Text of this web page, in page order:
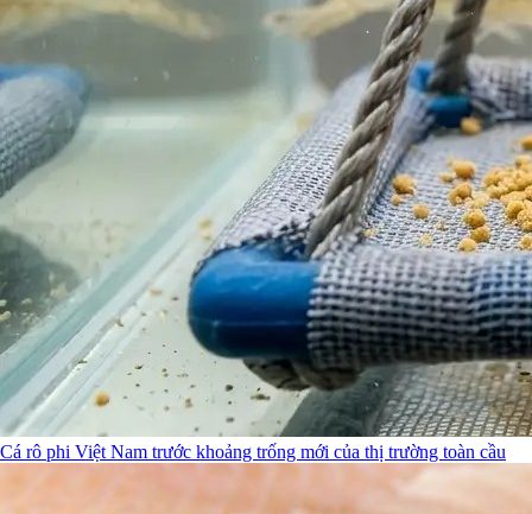
Cá rô phi Việt Nam trước khoảng trống mới của thị trường toàn cầu